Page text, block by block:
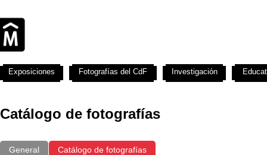
Catálogo de fotografías
General Catálogo de fotografías
Exposiciones Fotografías del CdF Investigación